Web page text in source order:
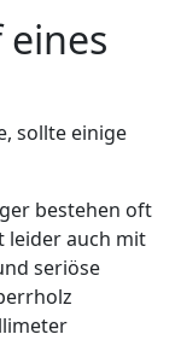
sollte einige
bestehen oft
leider auch mit
seriöse